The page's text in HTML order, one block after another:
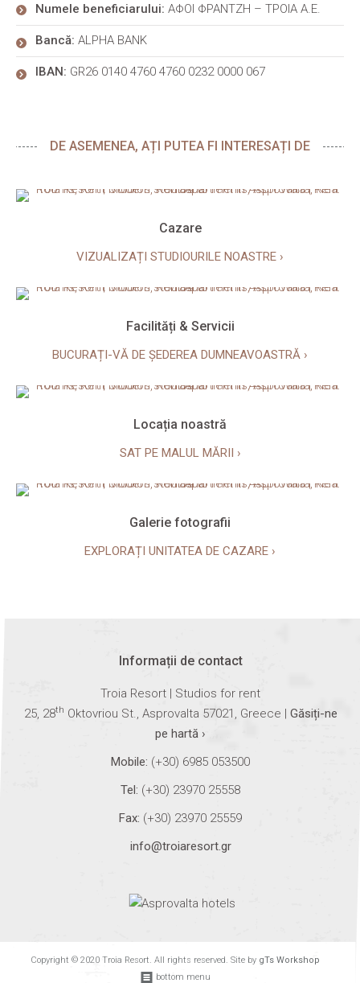
Numele beneficiarului: ΑΦΟΙ ΦΡΑΝΤΖΗ – ΤΡΟΙΑ Α.Ε.
Bancă: ALPHA BANK
IBAN: GR26 0140 4760 4760 0232 0000 067
DE ASEMENEA, AȚI PUTEA FI INTERESAȚI DE
Cazare
VIZUALIZAȚI STUDIOURILE NOASTRE ›
Facilități & Servicii
BUCURAȚI-VĂ DE ȘEDEREA DUMNEAVOASTRĂ ›
Locația noastră
SAT PE MALUL MĂRII ›
Galerie fotografii
EXPLORAȚI UNITATEA DE CAZARE ›
Informații de contact
Troia Resort | Studios for rent
25, 28th Oktovriou St., Asprovalta 57021, Greece | Găsiți-ne
pe hartă ›
Mobile: (+30) 6985 053500
Tel: (+30) 23970 25558
Fax: (+30) 23970 25559
info@troiaresort.gr
Copyright © 2020 Troia Resort. All rights reserved. Site by gTs Workshop
bottom menu